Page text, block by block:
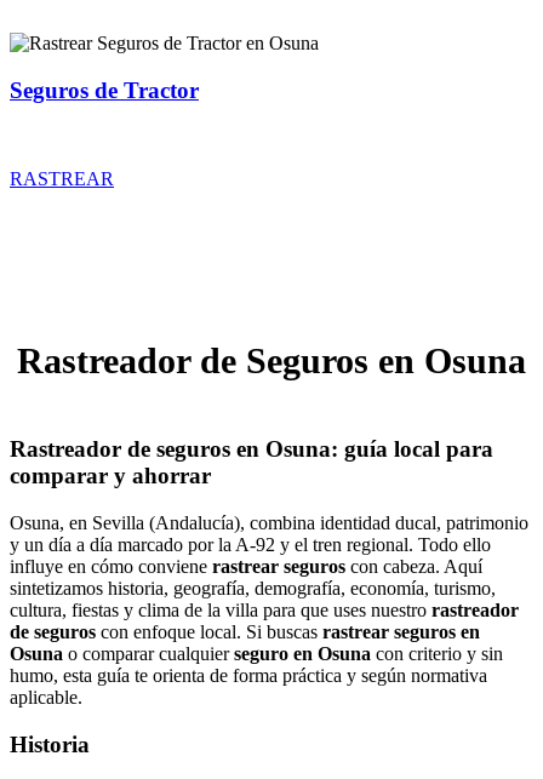
Seguros de Tractor
RASTREAR
Rastreador de Seguros en Osuna
Rastreador de seguros en Osuna: guía local para
comparar y ahorrar
Osuna, en Sevilla (Andalucía), combina identidad ducal, patrimonio
y un día a día marcado por la A-92 y el tren regional. Todo ello
influye en cómo conviene rastrear seguros con cabeza. Aquí
sintetizamos historia, geografía, demografía, economía, turismo,
cultura, fiestas y clima de la villa para que uses nuestro rastreador
de seguros con enfoque local. Si buscas rastrear seguros en
Osuna o comparar cualquierseguro en Osuna con criterio y sin
humo, esta guía te orienta de forma práctica y según normativa
aplicable.
Historia